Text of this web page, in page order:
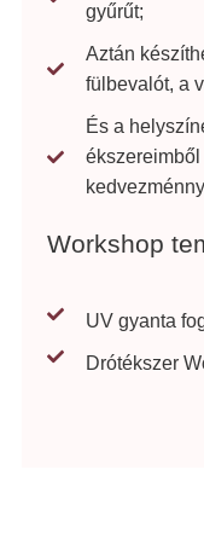
gyűrűt;
Aztán
fülbevalót, a
És a
Workshop
UV gyanta
Drótékszer